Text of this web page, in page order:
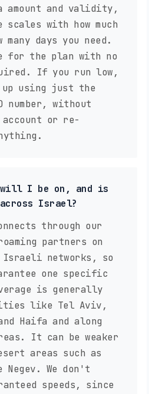
amount and validity,
with how much
many days you need.
for the plan with no
If you run low,
up using just the
number, without
or re-
will I be on, and is
Israel?
through our
partners on
networks, so
one specific
is generally
like Tel Aviv,
Haifa and along
It can be weaker
areas such as
We don't
speeds, since